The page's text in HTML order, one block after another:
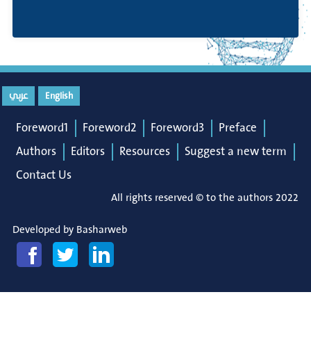
English عربي
Foreword1 Foreword2 Foreword3
Preface
Authors
Editors Resources
Suggest a new term
Contact Us
All rights reserved © to the authors 2022
Developed by Basharweb